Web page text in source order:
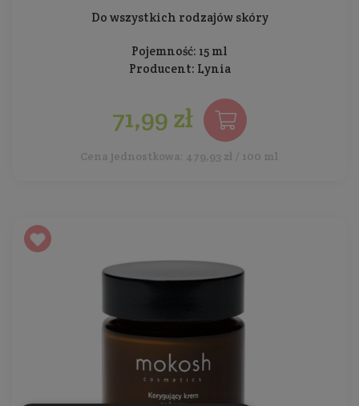
Do wszystkich rodzajów skóry
Pojemność: 15 ml
Producent: Lynia
71,99 zł
Cena jednostkowa: 479,93 zł / 100 ml